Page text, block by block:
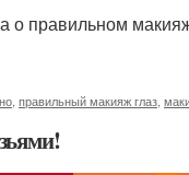
правильном
правильный макияж глаз